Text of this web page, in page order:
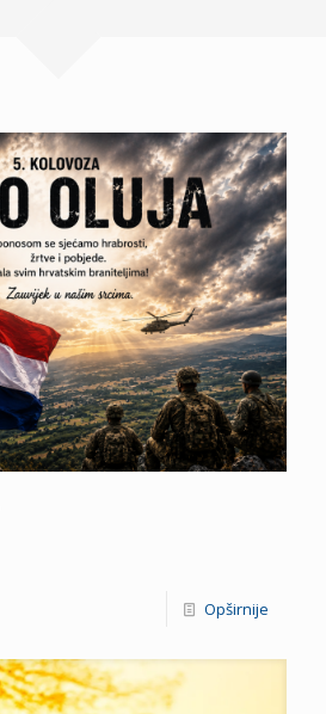
Opširnije